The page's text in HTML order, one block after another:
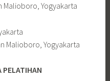
Malioboro, Yogyakarta
Malioboro, Yogyakarta
PELATIHAN